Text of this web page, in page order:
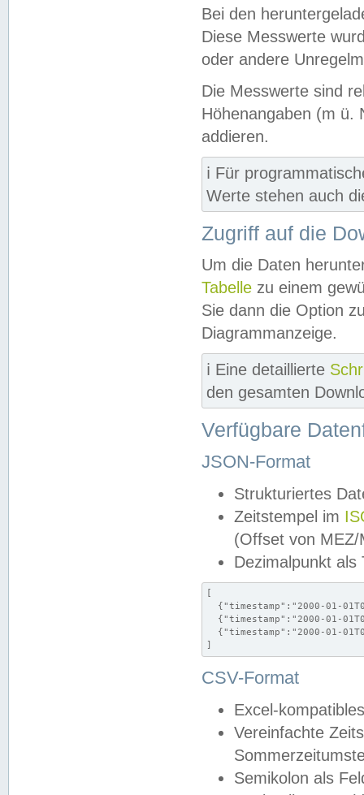
Bei den
Diese Messwerte
oder andere
Die Messwerte sind
Höhenangaben (m ü.
addieren.
ℹ️ Für
Werte stehen auch
Zugriff auf die
Um die Daten
Tabelle zu einem
Sie dann die Option
Diagrammanzeige.
ℹ️ Eine detaillierte
den gesamten
Verfügbare
JSON-Format
Strukturiertes
Zeitstempel im
(Offset von MEZ/
Dezimalpunkt als
[
{"timestamp":"2000-01-
{"timestamp":"2000-01-
{"timestamp":"2000-01-
]
CSV-Format
Excel-
Vereinfachte
Semikolon als